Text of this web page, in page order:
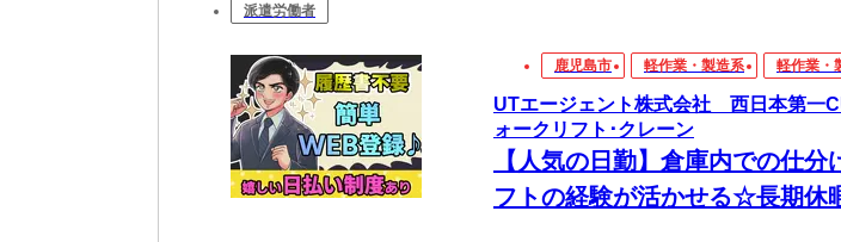
派遣労働者
鹿児島市 軽作業・製造系 軽作業・
UTエージェント株式会社 西日本第一
ォークリフト･クレーン
【人気の日勤】倉庫内での仕分
フトの経験が活かせる☆長期休